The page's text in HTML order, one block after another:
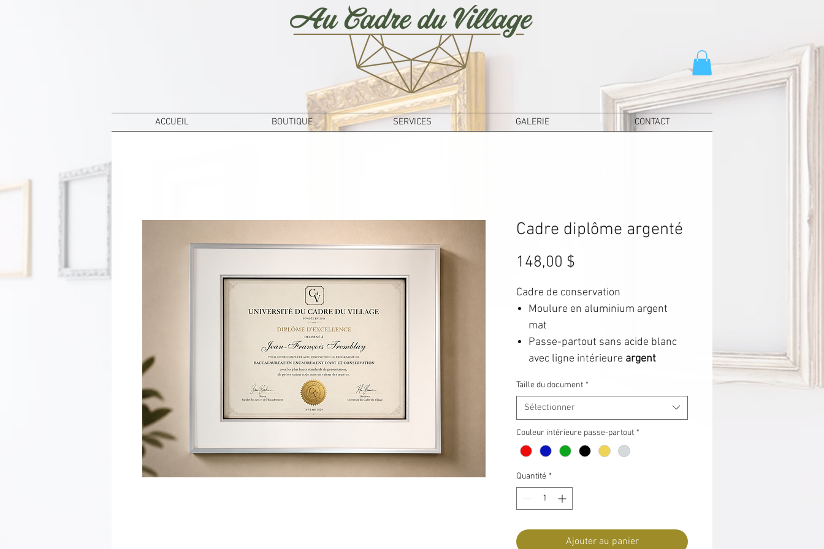
ACCUEIL BOUTIQUE SERVICES GALERIE CONTACT
Cadre diplôme argenté
148,00 $
Cadre de conservation
Moulure en aluminium argent
mat
Passe-partout sans acide blanc
avec ligne intérieure argent
dos
Vitre à protection UV99
d'accrochage.
Idéal pour exposer vos diplômes
professionnellement !
Taille du document *
Sélectionner
Couleur intérieure passe-partout *
Quantité *
Ajouter au panier